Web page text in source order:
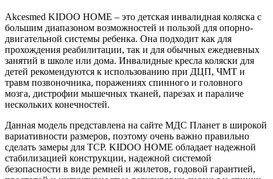
Akcesmed KIDOO HOME – это детская инвалидная коляска с
большим диапазоном возможностей и пользой для опорно-
двигательной системы ребенка. Она подходит как для
прохождения реабилитации, так и для обычных ежедневных
занятий в школе или дома. Инвалидные кресла коляски для
детей рекомендуются к использованию при ДЦП, ЧМТ и
травм позвоночника, поражениях спинного и головного
мозга, дистрофии мышечных тканей, парезах и параличе
нескольких конечностей.
Данная модель представлена на сайте МДС Планет в широкой
вариативности размеров, поэтому очень важно правильно
сделать замеры для ТСР. KIDOO HOME обладает надежной
стабилизацией конструкции, надежной системой
безопасности в виде ремней и жилетов, годовой гарантией,